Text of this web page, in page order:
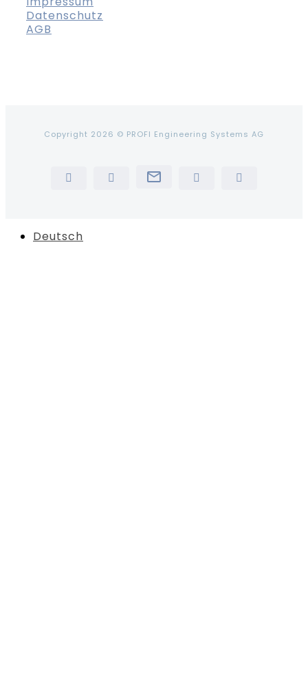
Datenschutz
AGB
Copyright 2026 © PROFI Engineering Systems AG
LinkedInYouTubeNewsletterInstagramTiktok
Deutsch